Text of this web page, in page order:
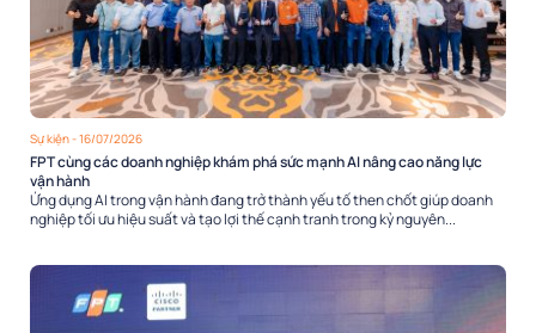
Sự kiện- 16/07/2026
FPT cùng các doanh nghiệp khám phá sức mạnh AI nâng cao năng lực
vận hành
Ứng dụng AI trong vận hành đang trở thành yếu tố then chốt giúp doanh
nghiệp tối ưu hiệu suất và tạo lợi thế cạnh tranh trong kỷ nguyên...